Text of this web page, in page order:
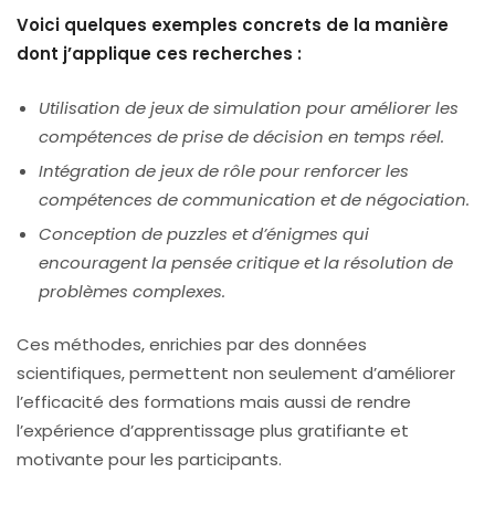
Voici quelques exemples concrets de la manière
dont j’applique ces recherches :
Utilisation de jeux de simulation pour améliorer les
compétences de prise de décision en temps réel.
Intégration de jeux de rôle pour renforcer les
compétences de communication et de négociation.
Conception de puzzles et d’énigmes qui
encouragent la pensée critique et la résolution de
problèmes complexes.
Ces méthodes, enrichies par des données
scientifiques, permettent non seulement d’améliorer
l’efficacité des formations mais aussi de rendre
l’expérience d’apprentissage plus gratifiante et
motivante pour les participants.